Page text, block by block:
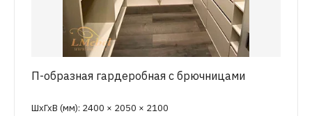
П-образная гардеробная с брючницами
ШхГхВ (мм): 2400 × 2050 × 2100